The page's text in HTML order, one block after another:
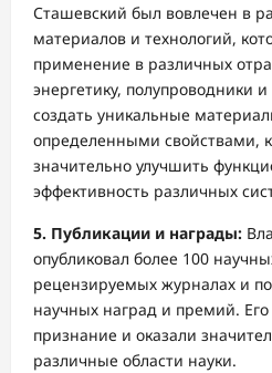
Сташевский был вовлечен в
материалов и технологий,
применение в различных
энергетику, полупроводники
создать уникальные
определенными свойствами,
значительно улучшить
эффективность различных
5. Публикации и награды:
опубликовал более 100
рецензируемых журналах и
научных наград и премий.
признание и оказали
различные области науки.